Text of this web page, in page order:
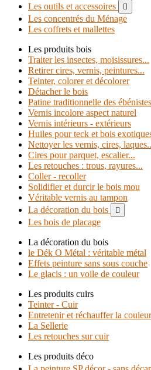
Les outils et accessoires 
Les concentrés du Ménage
Les coffrets et mallettes
Les produits bois
Traiter les insectes, moisissures...
Retirer cires, vernis, peintures...
Teinter, colorer et décolorer
Détacher le bois
Patine traditionnelle des ébénistes
Vernis incolore aspect naturel
Vernis intérieurs - extérieurs
Huiles pour teck et bois
Nettoyer les vernis, cires,
Cires pour parquet, escalier...
Les retouches : trous, rayures...
Coller - recoller
Solidifier et durcir le bois mou
Véritable vernis au tampon
La décoration du bois

Les bois de placage
La décoration du bois
le Dék O Métal : véritable métal
Effets peinture sans sous couche
Le glacis : un voile de couleur
Les produits cuirs
Teinter - Cuir
Entretenir et réchauffer la couleur
La Sellerie
Les retouches sur cuir
Les produits déco